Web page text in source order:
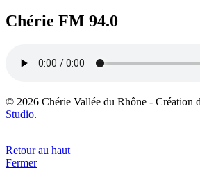
Chérie FM 94.0
© 2026 Chérie Vallée du Rhône - Création
Studio.
Retour au haut
Fermer